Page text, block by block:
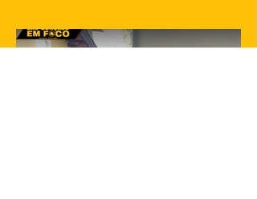
62 anos, em um hospital no Rio de
Janeiro. A informação...